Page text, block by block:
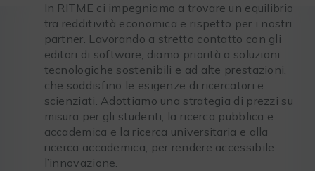
In RITME ci impegniamo a trovare un equilibrio
tra redditività economica e rispetto per i nostri
partner. Lavorando a stretto contatto con gli
editori di software, diamo priorità a soluzioni
tecnologiche sostenibili e ad alte prestazioni,
che soddisfino le esigenze di ricercatori e
scienziati. Adottiamo una strategia di prezzi su
misura per gli studenti, la ricerca pubblica e
accademica e la ricerca universitaria e alla
ricerca accademica, per rendere accessibile
l’innovazione.